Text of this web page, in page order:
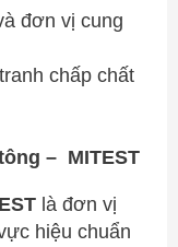
đơn vị cung
chấp chất
– MITEST
là đơn vị
hiệu chuẩn